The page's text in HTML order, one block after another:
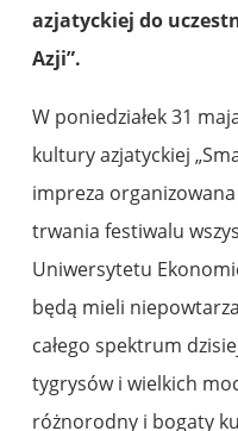
azjatyckiej do
Azji”.
W poniedziałek 31
kultury azjatyckiej
impreza
trwania festiwalu
Uniwersytetu
będą mieli
całego spektrum
tygrysów i wielkich
różnorodny i bogaty